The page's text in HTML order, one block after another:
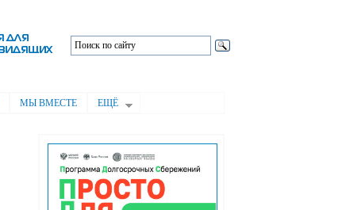
МЫ ВМЕСТЕ ЕЩЁ